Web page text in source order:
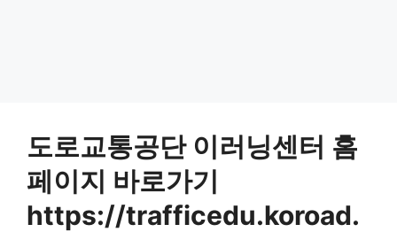
도로교통공단 이러닝센터 홈
페이지 바로가기
https://trafficedu.koroad.